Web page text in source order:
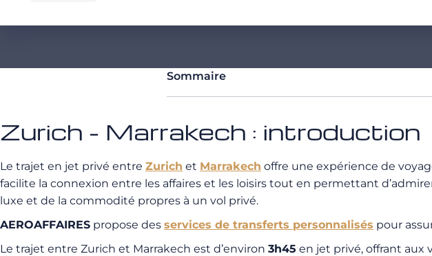
Sommaire
Zurich - Marrakech : introduction
Le trajet en jet privé entre Zurich et Marrakech offre une expérience de
facilite la connexion entre les affaires et les loisirs tout en permettant
luxe et de la commodité propres à un vol privé.
AEROAFFAIRES propose des services de transferts personnalisés pour
Le trajet entre Zurich et Marrakech est d’environ 3h45 en jet privé, offrant aux